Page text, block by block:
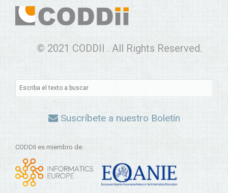
© 2021 CODDII . All Rights Reserved.
Suscríbete a nuestro Boletín
CODDII es miembro de: